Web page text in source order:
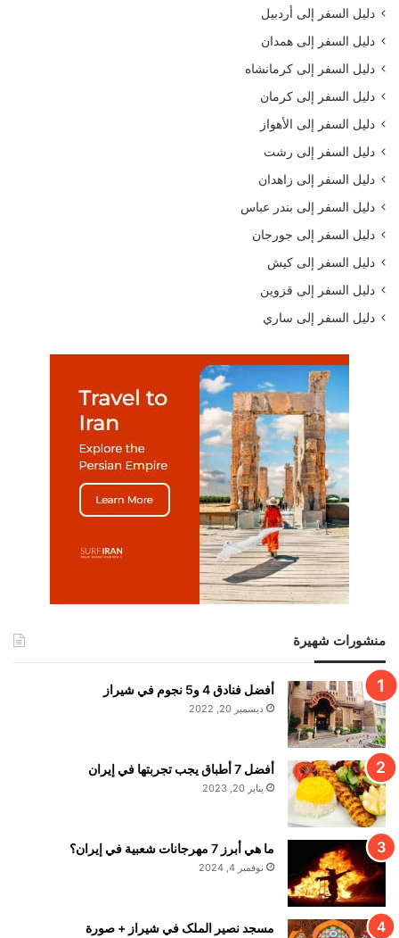
دليل السفر إلى أردبيل
دليل السفر إلى همدان
دليل السفر إلى كرمانشاه
دليل السفر إلى كرمان
دليل السفر إلى الأهواز
دليل السفر إلى رشت
دليل السفر إلى زاهدان
دليل السفر إلى بندر عباس
دليل السفر إلى جورجان
دليل السفر إلى كيش
دليل السفر إلى قزوين
دليل السفر إلى ساري
منشورات شهيرة
أفضل فنادق 4 و5 نجوم في شيراز
ديسمبر 20, 2022
أفضل 7 أطباق يجب تجربتها في إيران
يناير 20, 2023
ما هي أبرز 7 مهرجانات شعبية في إيران؟
نوفمبر 4, 2024
مسجد نصير الملک في شيراز + صورة